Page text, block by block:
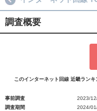
調査概要
このインターネット回線 近畿ラン
事前調査
2023/
調査期間
2024/